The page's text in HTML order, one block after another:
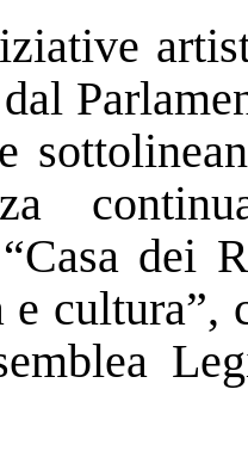
“Casa dei
cultura”,